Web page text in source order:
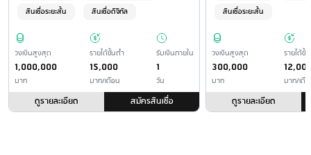
สินเชื่อระยะสั้น
สินเชื่อดิจิทัล
วงเงินสูงสุด
1,000,000
บาท
รายได้ขั้นต่ำ
15,000
บาท/เดือน
รับเงินภายใน
1
วัน
ดูรายละเอียด สมัครสินเชื่อ
สินเชื่อระยะสั้น
วงเงินสูงสุด
300,000
บาท
รายได้ขั้
บาท/เดื
ดูรายละเอียด